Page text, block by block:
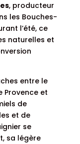
, producteur
les Bouches-
l’été, ce
naturelles et
entre le
Provence et
de
et de
se
sa légère